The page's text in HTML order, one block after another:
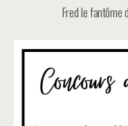
Fred le fantôme